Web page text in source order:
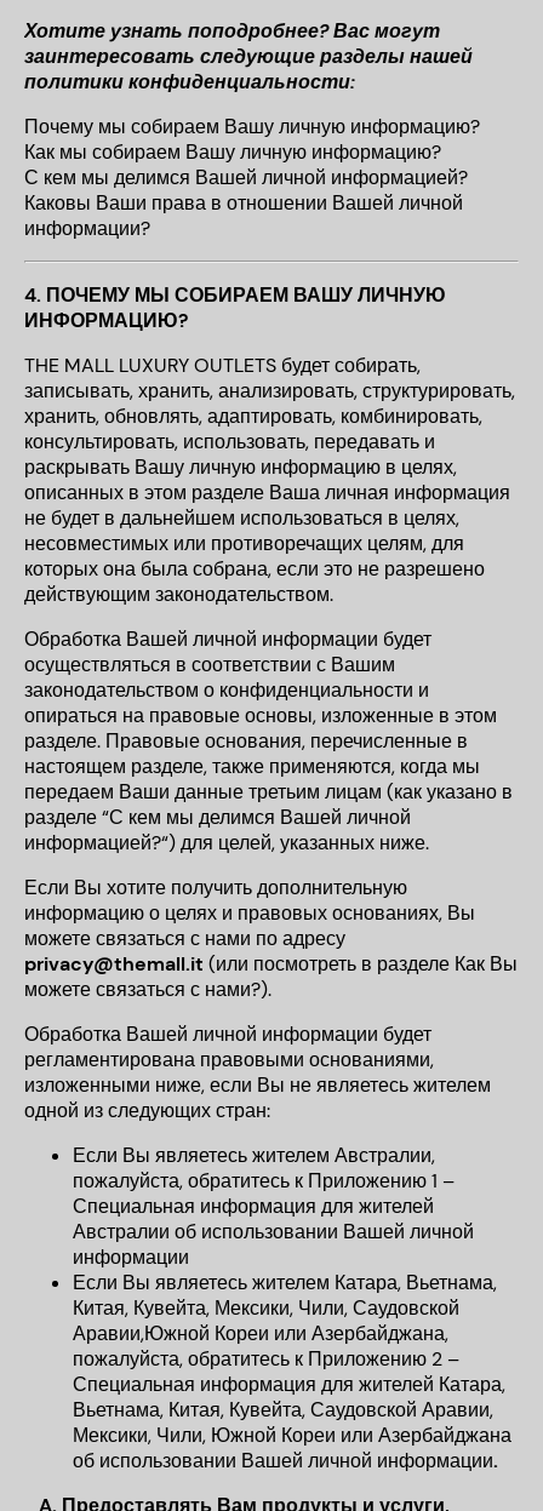
Хотите узнать поподробнее? Вас могут
заинтересовать следующие разделы нашей
политики конфиденциальности:
Почему мы собираем Вашу личную информацию?
Как мы собираем Вашу личную информацию?
С кем мы делимся Вашей личной информацией?
Каковы Ваши права в отношении Вашей личной
информации?
4. ПОЧЕМУ МЫ СОБИРАЕМ ВАШУ ЛИЧНУЮ
ИНФОРМАЦИЮ?
THE MALL LUXURY OUTLETS будет собирать,
записывать, хранить, анализировать, структурировать,
хранить, обновлять, адаптировать, комбинировать,
консультировать, использовать, передавать и
раскрывать Вашу личную информацию в целях,
описанных в этом разделе Ваша личная информация
не будет в дальнейшем использоваться в целях,
несовместимых или противоречащих целям, для
которых она была собрана, если это не разрешено
действующим законодательством.
Обработка Вашей личной информации будет
осуществляться в соответствии с Вашим
законодательством о конфиденциальности и
опираться на правовые основы, изложенные в этом
разделе. Правовые основания, перечисленные в
настоящем разделе, также применяются, когда мы
передаем Ваши данные третьим лицам (как указано в
разделе “С кем мы делимся Вашей личной
информацией?“) для целей, указанных ниже.
Если Вы хотите получить дополнительную
информацию о целях и правовых основаниях, Вы
можете связаться с нами по адресу
privacy@themall.it (или посмотреть в разделе Как Вы
можете связаться с нами?).
Обработка Вашей личной информации будет
регламентирована правовыми основаниями,
изложенными ниже, если Вы не являетесь жителем
одной из следующих стран:
Если Вы являетесь жителем Австралии,
пожалуйста, обратитесь к Приложению 1 –
Специальная информация для жителей
Австралии об использовании Вашей личной
информации
Если Вы являетесь жителем Катара, Вьетнама,
Китая, Кувейта, Мексики, Чили, Саудовской
Аравии,Южной Кореи или Азербайджана,
пожалуйста, обратитесь к Приложению 2 –
Специальная информация для жителей Катара,
Вьетнама, Китая, Кувейта, Саудовской Аравии,
Мексики, Чили, Южной Кореи или Азербайджана
об использовании Вашей личной информации.
A. Предоставлять Вам продукты и услуги,